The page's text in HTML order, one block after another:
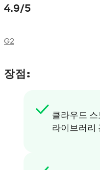
4.9/5
G2
장점:
클라우드
라이브러리